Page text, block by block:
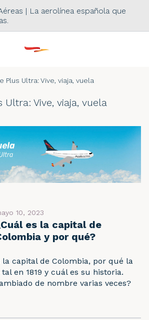
| La aerolínea española que
Plus Ultra: Vive, viaja, vuela
Ultra: Vive, viaja, vuela
10, 2023
es la capital de
y por qué?
la capital de Colombia, por qué la
en 1819 y cuál es su historia.
de nombre varias veces?